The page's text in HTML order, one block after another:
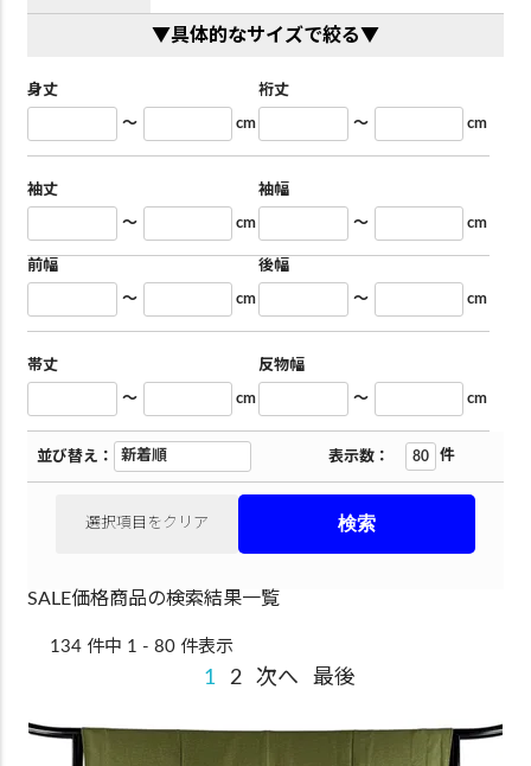
▼具体的なサイズで絞る▼
身丈
～ cm
裄丈
～ cm
袖丈
～ cm
袖幅
～ cm
前幅
～ cm
後幅
～ cm
帯丈
～ cm
反物幅
～ cm
並び替え： 表示数： 件
選択項目をクリア
SALE価格商品の検索結果一覧
134 件中 1 - 80 件表示
1 2 次へ 最後